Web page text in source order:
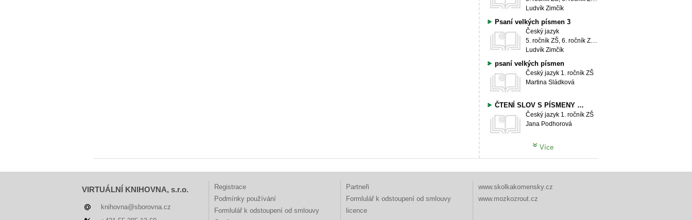
Ludvík Zimčík
Psaní velkých písmen 3
Český jazyk
5. ročník ZŠ, 6. ročník ZŠ, 7. ročník ZŠ, 8. ročník ZŠ, 9. ročník ZŠ
Ludvík Zimčík
psaní velkých písmen
Český jazyk 1. ročník ZŠ
Martina Sládková
ČTENÍ SLOV S PÍSMENY "b, d"
Český jazyk 1. ročník ZŠ
Jana Podhorová
Více
VIRTUÁLNÍ KNIHOVNA, s.r.o.
knihovna@sborovna.cz
Registrace
Podmínky používání
Formlulář k odstoupení od smlouvy
Partneři
Formlulář k odstoupení od smlouvy
licence
www.skolkakomensky.cz
www.mozkozrout.cz